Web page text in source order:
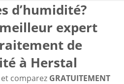
d’humidité?
expert
de
à Herstal
comparez GRATUITEMENT